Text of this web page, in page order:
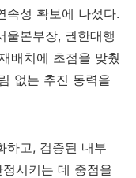
속성 확보에 나섰다.
울본부장, 권한대행
배치에 초점을 맞췄
없는 추진 동력을
하고, 검증된 내부
시키는 데 중점을